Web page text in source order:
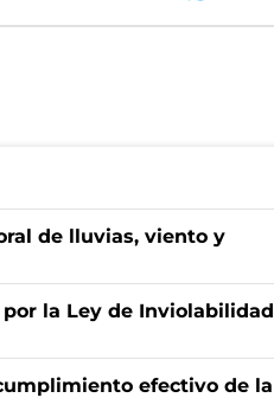
de lluvias, viento y
la Ley de Inviolabilidad
efectivo de la